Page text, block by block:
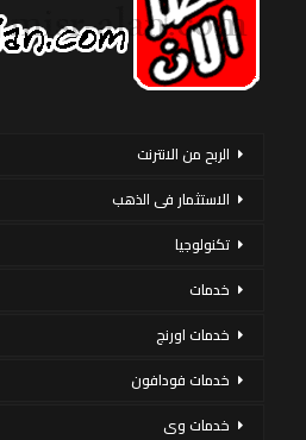
الربح من الانترنت
الاستثمار فى الذهب
تكنولوجيا
خدمات
خدمات اورنج
خدمات فودافون
خدمات وى